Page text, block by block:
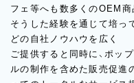
フェ等へも数多くのOEM商
そうした経験を通じて培っ
どの自社ノウハウを広く
ご提供すると同時に、ポッ
ルの制作を含めた販売促進